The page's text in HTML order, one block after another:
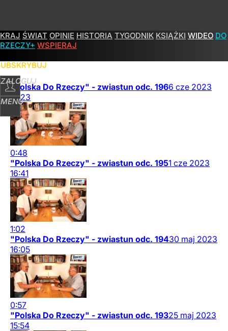
KRAJ ŚWIAT OPINIE HISTORIA TYGODNIK KSIĄŻKI WIDEO DO
RZECZY+ WSPIERAJ
ZALOGUJ
MENU
POPULARNE PROGRAMY
"Polska Do Rzeczy" - zwiastun odc. 1966 cze 2023
16:23
0:48
"Polska Do Rzeczy" - zwiastun odc. 1951 cze 2023
16:41
1:02
"Polska Do Rzeczy" - zwiastun odc. 19430 maj 2023
16:05
0:57
"Polska Do Rzeczy" - zwiastun odc. 19325 maj 2023
15:54